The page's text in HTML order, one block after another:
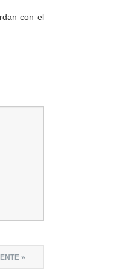
con el
»